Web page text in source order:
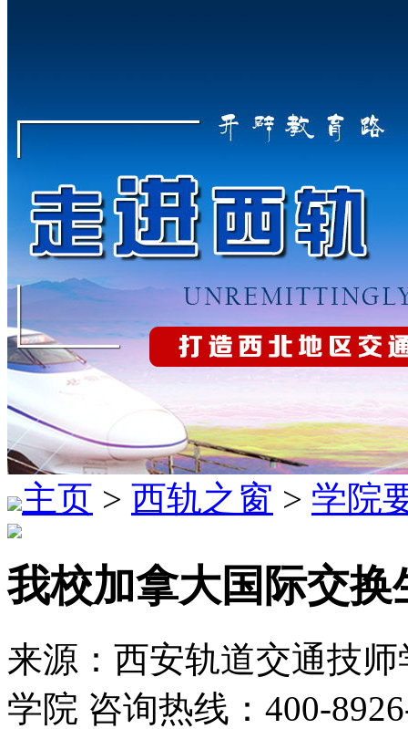
主页 > 西轨之窗 > 学院
我校加拿大国际交
来源：西安轨道交通技
学院 咨询热线：400-